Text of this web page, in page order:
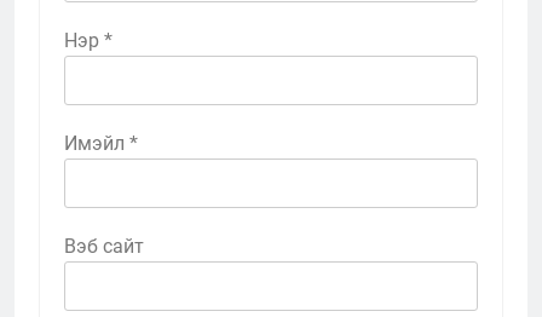
Нэр *
Имэйл *
Вэб сайт